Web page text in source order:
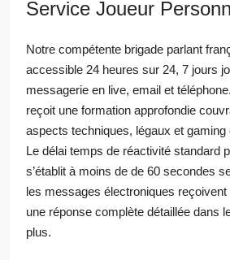
Service Joueur
Notre compétente brigade parlant
accessible 24 heures sur 24, 7 jours
messagerie en live, email et
reçoit une formation approfondie
aspects techniques, légaux et gaming
Le délai temps de réactivité standard
s’établit à moins de de 60 secondes
les messages électroniques
une réponse complète détaillée dans
plus.